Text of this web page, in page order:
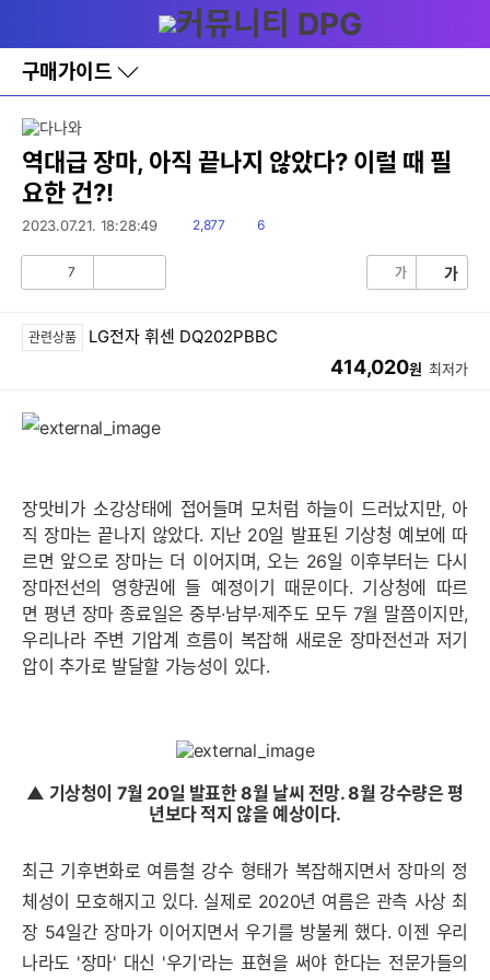
와
홈
구매가이드
바
로
레
이
토
역대급 장마, 아직 끝나지 않았다? 이럴 때 필
요한 건?!
2023.07.21. 18:28:49
읽
2,877
댓
6
7 가 가
관련상품 LG전자 휘센 DQ202PBBC
414,020원 최저가
장맛비가 소강상태에 접어들며 모처럼 하늘이 드러났지만, 아
직 장마는 끝나지 않았다. 지난 20일 발표된 기상청 예보에 따
르면 앞으로 장마는 더 이어지며, 오는 26일 이후부터는 다시
장마전선의 영향권에 들 예정이기 때문이다. 기상청에 따르
면 평년 장마 종료일은 중부·남부·제주도 모두 7월 말쯤이지만,
우리나라 주변 기압계 흐름이 복잡해 새로운 장마전선과 저기
압이 추가로 발달할 가능성이 있다.
▲ 기상청이 7월 20일 발표한 8월 날씨 전망. 8월 강수량은 평
년보다 적지 않을 예상이다.
최근 기후변화로 여름철 강수 형태가 복잡해지면서 장마의 정
체성이 모호해지고 있다. 실제로 2020년 여름은 관측 사상 최
장 54일간 장마가 이어지면서 우기를 방불케 했다. 이젠 우리
나라도 '장마' 대신 '우기'라는 표현을 써야 한다는 전문가들의